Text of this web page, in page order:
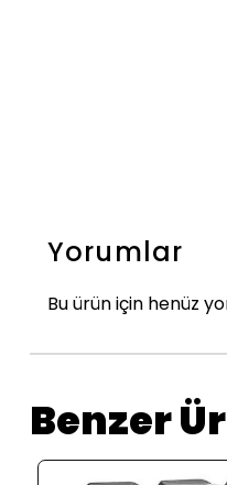
Yorumlar
Bu ürün için henüz
Benzer